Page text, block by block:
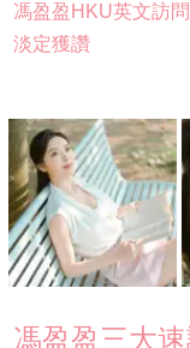
馮盈盈HKU英文訪
淡定獲讚
馮盈盈三大